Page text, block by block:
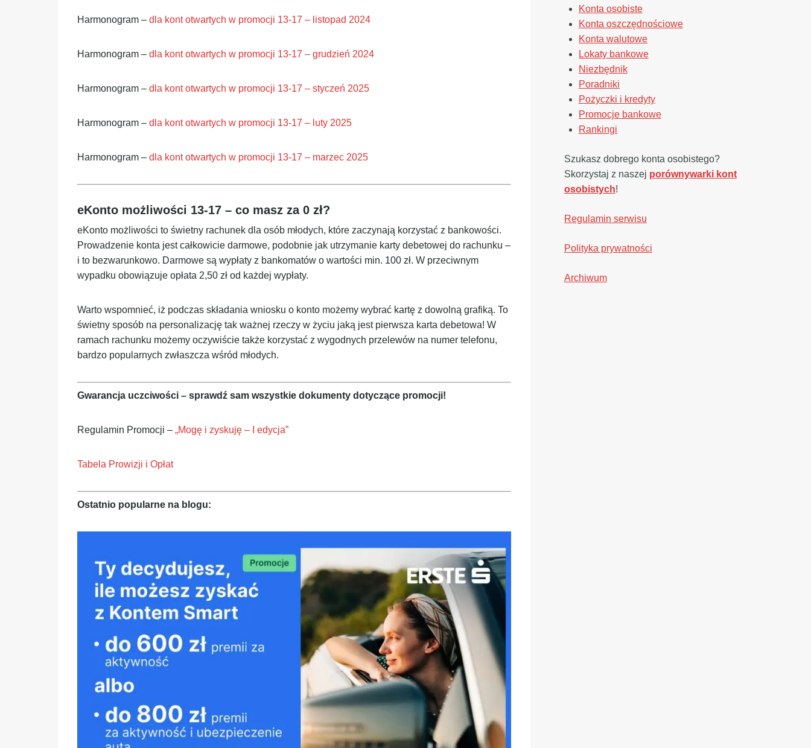
Harmonogram – dla kont otwartych w promocji 13-17 – listopad 2024
Harmonogram – dla kont otwartych w promocji 13-17 – grudzień 2024
Harmonogram – dla kont otwartych w promocji 13-17 – styczeń 2025
Harmonogram – dla kont otwartych w promocji 13-17 – luty 2025
Harmonogram – dla kont otwartych w promocji 13-17 – marzec 2025
eKonto możliwości 13-17 – co masz za 0 zł?
eKonto możliwości to świetny rachunek dla osób młodych, które zaczynają korzystać z bankowości.
Prowadzenie konta jest całkowicie darmowe, podobnie jak utrzymanie karty debetowej do rachunku –
i to bezwarunkowo. Darmowe są wypłaty z bankomatów o wartości min. 100 zł. W przeciwnym
wypadku obowiązuje opłata 2,50 zł od każdej wypłaty.
Warto wspomnieć, iż podczas składania wniosku o konto możemy wybrać kartę z dowolną grafiką. To
świetny sposób na personalizację tak ważnej rzeczy w życiu jaką jest pierwsza karta debetowa! W
ramach rachunku możemy oczywiście także korzystać z wygodnych przelewów na numer telefonu,
bardzo popularnych zwłaszcza wśród młodych.
Gwarancja uczciwości – sprawdź sam wszystkie dokumenty dotyczące promocji!
Regulamin Promocji – „Mogę i zyskuję – I edycja”
Tabela Prowizji i Opłat
Ostatnio popularne na blogu:
Konta osobiste
Konta oszczędnościowe
Konta walutowe
Lokaty bankowe
Niezbędnik
Poradniki
Pożyczki i kredyty
Promocje bankowe
Rankingi
Szukasz dobrego konta osobistego?
Skorzystaj z naszej porównywarki kont
osobistych!
Regulamin serwisu
Polityka prywatności
Archiwum